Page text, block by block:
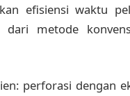
efisiensi waktu
metode
perforasi dengan